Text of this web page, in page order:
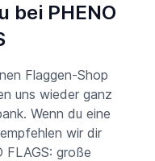
bei PHENO
Flaggen-Shop
uns wieder ganz
Wenn du eine
wir dir
FLAGS: große